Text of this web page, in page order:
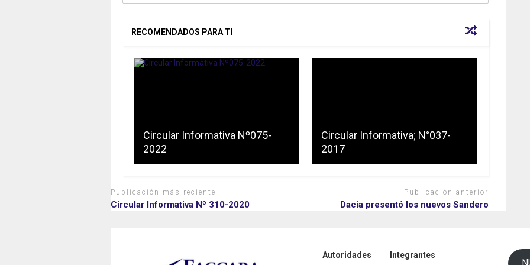
RECOMENDADOS PARA TI
Circular Informativa Nº075-
2022
Circular Informativa; N°037-
2017
Publicación más reciente
Circular Informativa Nº 310-2020
Publicación anterior
Dacia presentó los nuevos Sandero
Autoridades Integrantes